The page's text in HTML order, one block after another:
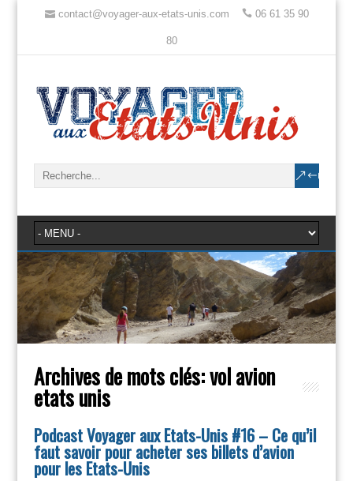
contact@voyager-aux-etats-unis.com 06 61 35 90
80
Archives de mots clés:vol avion
etats unis
Podcast Voyager aux Etats-Unis #16 – Ce qu’il
faut savoir pour acheter ses billets d’avion
pour les Etats-Unis